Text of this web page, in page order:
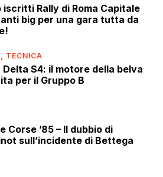
iscritti Rally di Roma Capitale
big per una gara tutta da
TECNICA
Delta S4: il motore della belva
per il Gruppo B
Corse ’85 – Il dubbio di
sull’incidente di Bettega